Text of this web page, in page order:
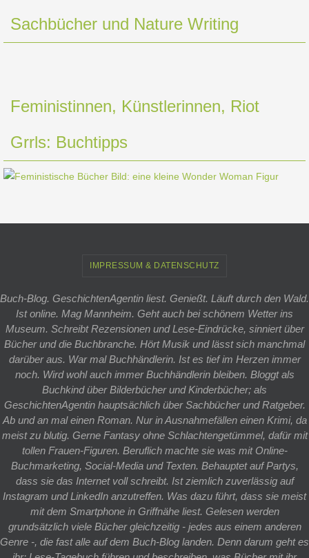
Sachbücher und Nature Writing
Feministinnen, Künstlerinnen, Riot
Grrls: Buchtipps
IMPRESSUM & DATENSCHUTZ
Buch-Blog. GeschichtenAgentin liest. Genießt. Läuft durch den Wald.
Ist online. Mag Mannheim. Geht auch bei schönem Wetter ins
Museum. Schreibt Rezensionen und Lese-Eindrücke, sinniert über
Bücher und die Buchbranche. Hört Musik und lässt sich manchmal
darüber aus. War mal Buchhändlerin. Ist es tief im Herzen immer
noch. Wird wohl auch immer Buchhändlerin bleiben. Bloggt als
Buchkind über Bilderbücher und Kinderbücher; als
GeschichtenAgentin hauptsächlich über Sachbücher und Ratgeber.
Ab und an mal einen Roman. Nur in Ausnahmefällen einen Krimi, da
meist zu blutig. Gerne Fantasy ohne Schlachtengetümmel, dafür mit
tollen Frauen-Figuren. Beruflich machte sie was mit Online-
Buchmarketing, Social-Media und Texten. Behauptet auf Partys,
dass sie das Internet voll schreibt. Ist ziemlich zuverlässig auf
Instagram und LinkedIn anzutreffen. Was dazu führt, dass sie meist
mit dem Smartphone in Griffnähe liest. Gelesen werden
grundsätzlich viele Bücher gleichzeitig - jedes aus einem anderen
Genre -, die fast alle auf dem Buch-Blog landen. Denn darum geht es